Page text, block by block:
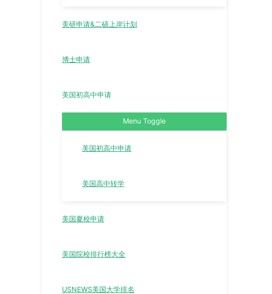
美研申请&二硕上岸计划
博士申请
美国初高中申请
Menu Toggle
美国初高中申请
美国高中转学
美国夏校申请
美国院校排行榜大全
USNEWS美国大学排名